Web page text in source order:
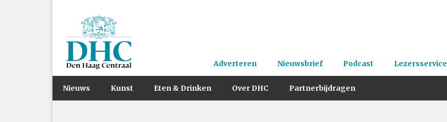
Adverteren Nieuwsbrief Podcast Lezersservice
Nieuws Kunst Eten & Drinken Over DHC Partnerbijdragen